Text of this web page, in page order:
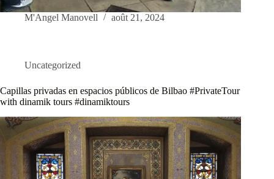
M'Angel Manovell août 21, 2024
Uncategorized
Capillas privadas en espacios públicos de Bilbao #PrivateTour
with dinamik tours #dinamiktours